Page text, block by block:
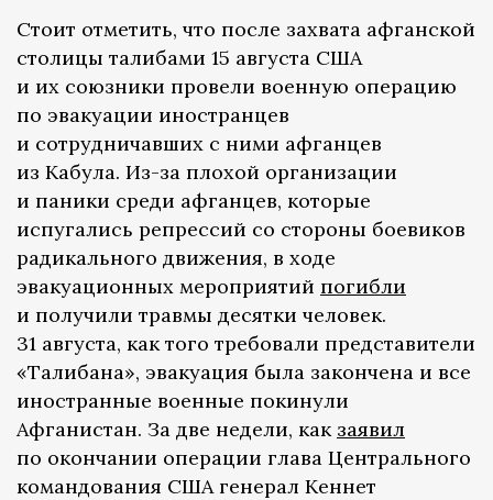
Стоит отметить, что после захвата афганской
столицы талибами 15 августа США
и их союзники провели военную операцию
по эвакуации иностранцев
и сотрудничавших с ними афганцев
из Кабула. Из-за плохой организации
и паники среди афганцев, которые
испугались репрессий со стороны боевиков
радикального движения, в ходе
эвакуационных мероприятий погибли
и получили травмы десятки человек.
31 августа, как того требовали представители
«Талибана», эвакуация была закончена и все
иностранные военные покинули
Афганистан. За две недели, как заявил
по окончании операции глава Центрального
командования США генерал Кеннет